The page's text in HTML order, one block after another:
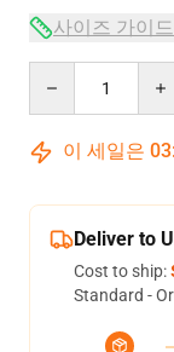
사이즈 가이
이 세일은 03:
Deliver to
Cost to ship:
Standard -